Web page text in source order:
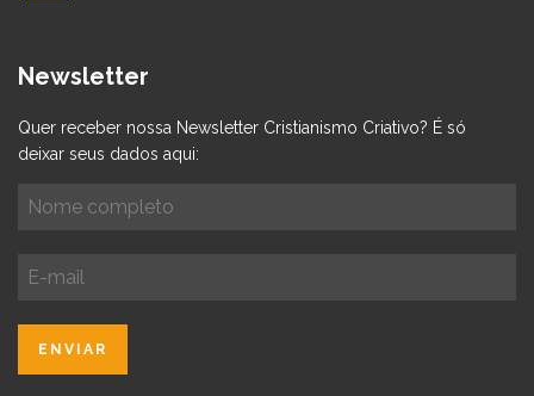
Newsletter
Quer receber nossa Newsletter Cristianismo Criativo? É só
deixar seus dados aqui: